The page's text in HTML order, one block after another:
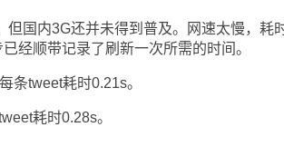
国内3G还并未得到普及。网速太慢，耗
经顺带记录了刷新一次所需的时间。
tweet耗时0.21s。
耗时0.28s。